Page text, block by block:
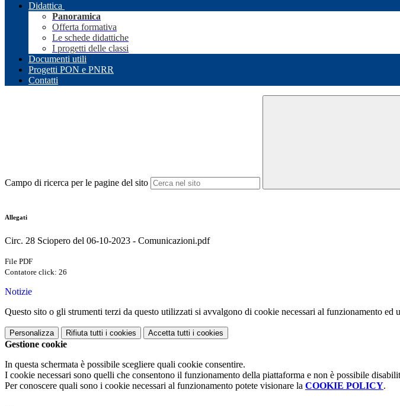
Didattica
Panoramica
Offerta formativa
Le schede didattiche
I progetti delle classi
Documenti utili
Progetti PON e PNRR
Contatti
Campo di ricerca per le pagine del sito
Allegati
Circ. 28 Sciopero del 06-10-2023 - Comunicazioni.pdf
File PDF
Contatore click: 26
Notizie
Questo sito o gli strumenti terzi da questo utilizzati si avvalgono di cookie necessari al funzionamento ed
Personalizza Rifiuta tutti i cookies Accetta tutti i cookies
Gestione cookie
In questa schermata è possibile scegliere quali cookie consentire.
I cookie necessari sono quelli che consentono il funzionamento della piattaforma e non è possibile
Per conoscere quali sono i cookie necessari al funzionamento potete visionare la COOKIE POLICY.